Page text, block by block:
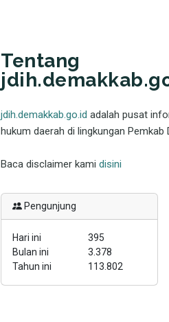
Tentang
jdih.demakkab.go.id adalah pusat
hukum daerah di lingkungan Pemkab
Baca disclaimer kami disini
Pengunjung
Hari ini
395
Bulan ini
3.378
Tahun ini
113.802